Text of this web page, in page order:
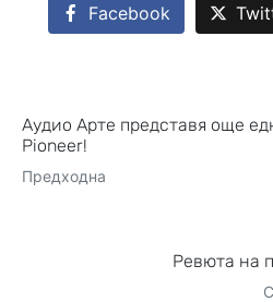
Facebook
Аудио Арте представя още
Pioneer!
Предходна
Ревюта на